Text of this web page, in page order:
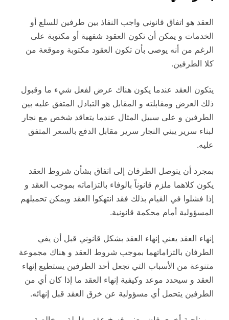
العقد هو اتفاق قانوني واجب النفاذ بين طرفين للسلع أو
الخدمات و يمكن أن تكون العقود شفهية أو مكتوبة على
الرغم من أنه يوصى بأن تكون العقود مكتوبة وموقعة من
كلا الطرفين.
يتكون العقد عندما يكون هناك عرض لفعل شيء ما وقبول
ذلك العرض ومقابلته و المقابل هو التبادل المتفق عليه بين
الطرفين و على سبيل المثال عندما يتعاقد شخص مع نجار
لبناء سرير يبني النجار سرير مقابل الدفع بالسعر المتفق
عليه.
بمجرد أن يتوصل الطرفان إلى اتفاق بشأن شروط العقد
يكون كلاهما ملزم قانوناً بالوفاء بالتزاماته بموجب العقد و
إذا فشلوا في القيام بذلك فقد انتهكوا العقد ويمكن تحميلهم
المسؤولية أمام محكمة قانونية.
إنهاء العقد يعني إنهاء العقد بشكل قانوني قبل أن يفي
الطرفان بالتزاماتهما بموجب شروط العقد و هناك مجموعة
متنوعة من الأسباب التي تجعل أحد الطرفين يستطيع إنهاء
العقد و سيحدد موعد وكيفية إنهاء العقد ما إذا كان أي من
الطرفين يتحمل أي مسؤولية عن خرق العقد قبل إنهائه.